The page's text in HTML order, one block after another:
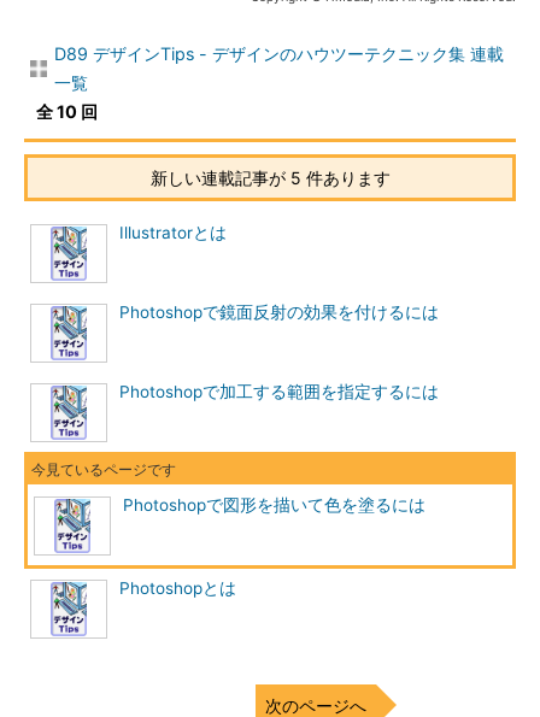
D89 デザインTips - デザインのハウツーテクニック集 連載
一覧
全 10 回
新しい連載記事が 5 件あります
Illustratorとは
Photoshopで鏡面反射の効果を付けるには
Photoshopで加工する範囲を指定するには
Photoshopで図形を描いて色を塗るには
Photoshopとは
次のページへ